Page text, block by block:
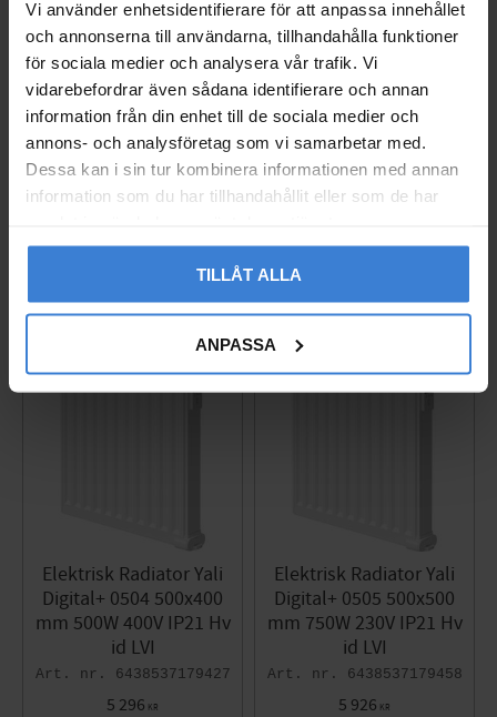
Vi använder enhetsidentifierare för att anpassa innehållet
och annonserna till användarna, tillhandahålla funktioner
för sociala medier och analysera vår trafik. Vi
vidarebefordrar även sådana identifierare och annan
information från din enhet till de sociala medier och
annons- och analysföretag som vi samarbetar med.
Dessa kan i sin tur kombinera informationen med annan
information som du har tillhandahållit eller som de har
TILLÅT ALLA
ANPASSA
Elektrisk Radiator Yali
Digital+ 0320 300x2000
mm 2000W 400V IP21 H
vid LVI
6438537179380
10 093
Gem som favorit
Elektrisk Radiator Yali
Digital+ 0504 500x400
mm 500W 230V IP21 Hv
id LVI
6438537179410
5 296
Gem
Elektrisk Radiator Yali
Digital+ 0504 500x400
mm 500W 400V IP21 Hv
id LVI
6438537179427
5 296 KR
Elektrisk Radiator Yali
Digital+ 0505 500x500
mm 750W 230V IP21 Hv
id LVI
6438537179458
5 926 KR